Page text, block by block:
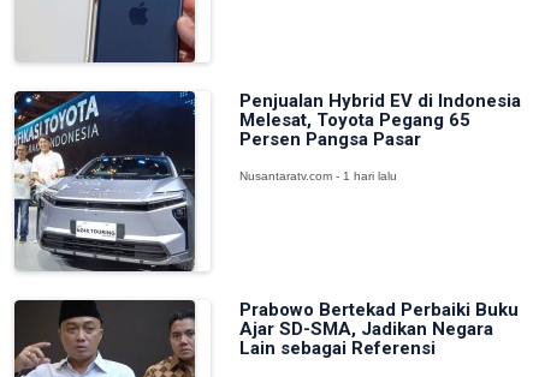
Penjualan Hybrid EV di Indonesia
Melesat, Toyota Pegang 65
Persen Pangsa Pasar
Nusantaratv.com - 1 hari lalu
Prabowo Bertekad Perbaiki Buku
Ajar SD-SMA, Jadikan Negara
Lain sebagai Referensi